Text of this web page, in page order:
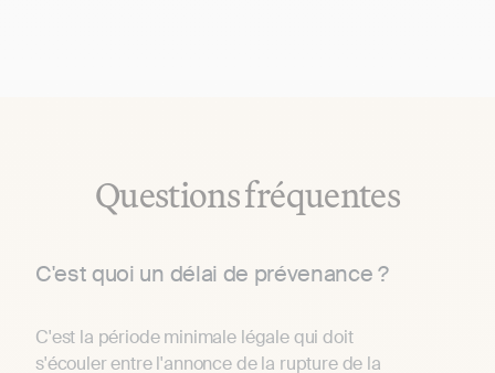
Questions fréquentes
C'est quoi un délai de prévenance ?
C'est la période minimale légale qui doit
s'écouler entre l'annonce de la rupture de la